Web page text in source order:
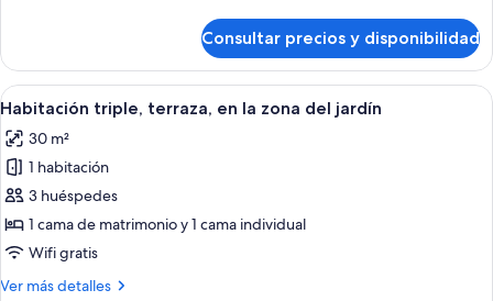
en
la
zona
del
jardín
doble
de
uso
terraza,
en
la
zona
del
jardín
Consultar precios y disponibilidad
Abrir
todas
las
fotos
de
Habitación
triple,
Habitación de hotel con una cama
4
Habitación triple, terraza, en la zona del jardín
30 m²
1 habitación
3 huéspedes
1 cama de matrimonio y 1 cama individual
Wifi gratis
Ver más detalles
Más